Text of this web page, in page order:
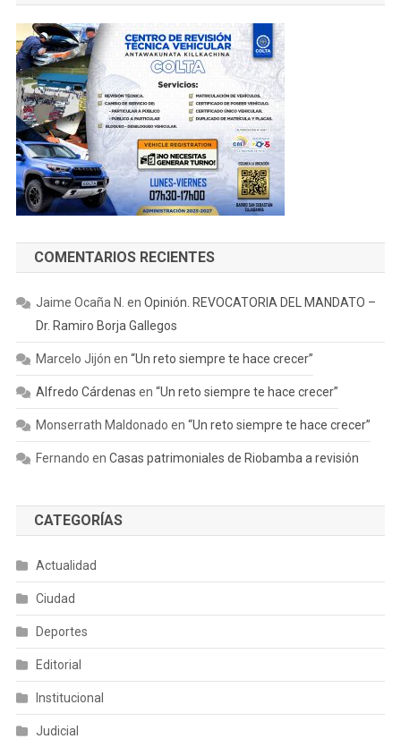
COMENTARIOS RECIENTES
Jaime Ocaña N. en Opinión. REVOCATORIA DEL MANDATO –
Dr. Ramiro Borja Gallegos
Marcelo Jijón en “Un reto siempre te hace crecer”
Alfredo Cárdenas en “Un reto siempre te hace crecer”
Monserrath Maldonado en “Un reto siempre te hace crecer”
Fernando en Casas patrimoniales de Riobamba a revisión
CATEGORÍAS
Actualidad
Ciudad
Deportes
Editorial
Institucional
Judicial